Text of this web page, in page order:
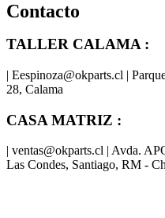
Contacto
TALLER CALAMA :
| Eespinoza@okparts.cl |
28, Calama
CASA MATRIZ :
| ventas@okparts.cl | Avda.
Las Condes, Santiago, RM -